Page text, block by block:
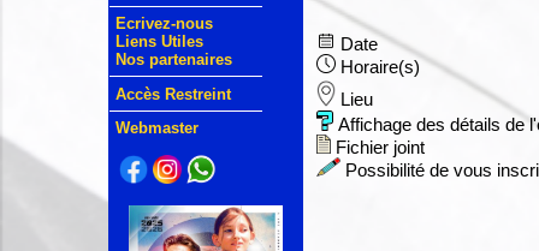
Ecrivez-nous
Liens Utiles
Nos partenaires
Accès Restreint
Webmaster
Date
Horaire(s)
Lieu
Affichage des détails de
Fichier joint
Possibilité de vous